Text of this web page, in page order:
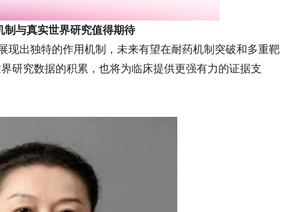
制与真实世界研究值得期待
现出独特的作用机制，未来有望在耐药机制突破和多重靶
研究数据的积累，也将为临床提供更强有力的证据支